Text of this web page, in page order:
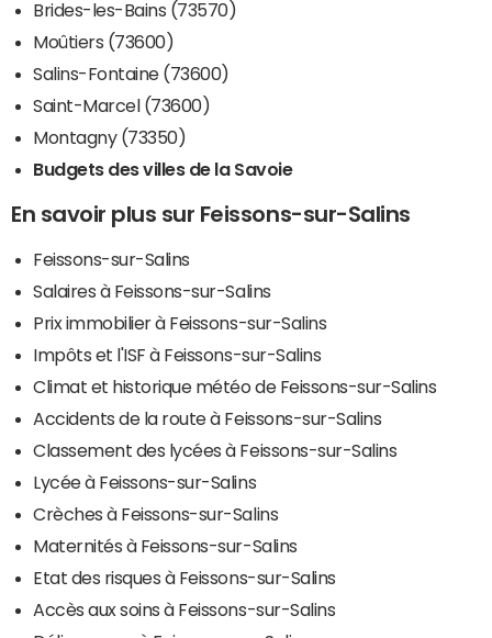
Brides-les-Bains (73570)
Moûtiers (73600)
Salins-Fontaine (73600)
Saint-Marcel (73600)
Montagny (73350)
Budgets des villes de la Savoie
En savoir plus sur Feissons-sur-Salins
Feissons-sur-Salins
Salaires à Feissons-sur-Salins
Prix immobilier à Feissons-sur-Salins
Impôts et l'ISF à Feissons-sur-Salins
Climat et historique météo de Feissons-sur-Salins
Accidents de la route à Feissons-sur-Salins
Classement des lycées à Feissons-sur-Salins
Lycée à Feissons-sur-Salins
Crèches à Feissons-sur-Salins
Maternités à Feissons-sur-Salins
Etat des risques à Feissons-sur-Salins
Accès aux soins à Feissons-sur-Salins